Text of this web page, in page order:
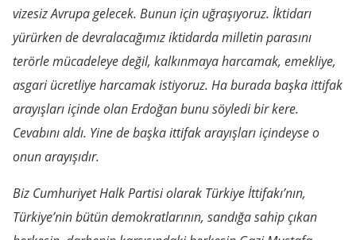
vizesiz Avrupa gelecek. Bunun için uğraşıyoruz. İktidarı
yürürken de devralacağımız iktidarda milletin parasını
terörle mücadeleye değil, kalkınmaya harcamak, emekliye,
asgari ücretliye harcamak istiyoruz. Ha burada başka ittifak
arayışları içinde olan Erdoğan bunu söyledi bir kere.
Cevabını aldı. Yine de başka ittifak arayışları içindeyse o
onun arayışıdır.
Biz Cumhuriyet Halk Partisi olarak Türkiye İttifakı’nın,
Türkiye’nin bütün demokratlarının, sandığa sahip çıkan